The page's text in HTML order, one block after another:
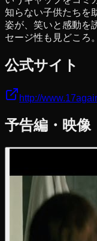
知らない子供たちを
姿が、笑いと感動を
セージ性も見どころ。
公式サイト
http://
予告編・映像